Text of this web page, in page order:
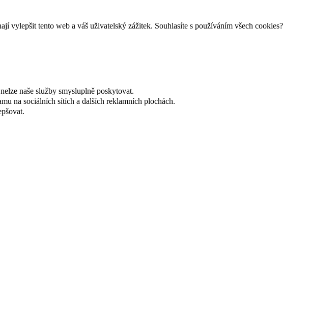
vylepšit tento web a váš uživatelský zážitek. Souhlasíte s používáním všech cookies?
naše služby smysluplně poskytovat.
na sociálních sítích a dalších reklamních plochách.